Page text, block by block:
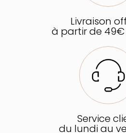
Livraison
à partir de
Service
du lundi au